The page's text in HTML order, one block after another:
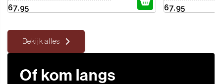
67,95 67,95
Bekijk alles
Of kom langs